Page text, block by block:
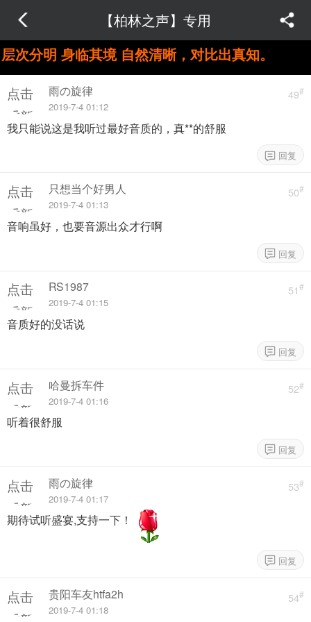
层次分明 身临其境 自然清晰，对比出真知。
【柏林之声】专用
点击
重新
加载
49#
雨の旋律
2019-7-4 01:12
我只能说这是我听过最好音质的，真**的舒服
点击
重新
加载
50#
只想当个好男人
2019-7-4 01:13
音响虽好，也要音源出众才行啊
点击
重新
加载
51#
RS1987
2019-7-4 01:15
音质好的没话说
点击
重新
加载
52#
哈曼拆车件
2019-7-4 01:16
听着很舒服
点击
重新
加载
53#
雨の旋律
2019-7-4 01:17
期待试听盛宴,支持一下！
点击
54#
贵阳车友htfa2h
2019-7-4 01:18